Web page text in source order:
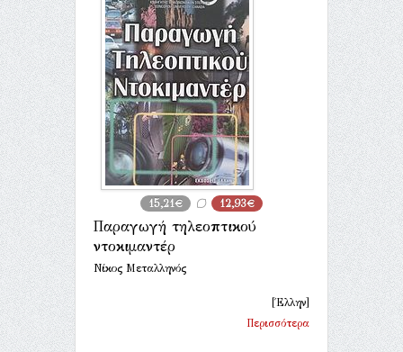
15,21€ 12,93€
Παραγωγή τηλεοπτικού
ντοκιμαντέρ
Νίκος Μεταλληνός
[Έλλην]
Περισσότερα